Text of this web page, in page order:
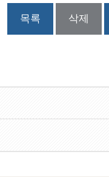
목록 삭제